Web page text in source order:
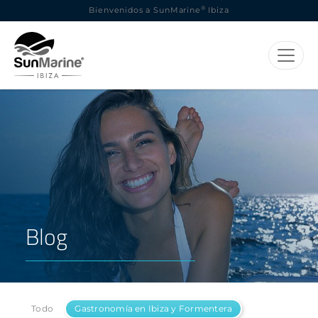
Bienvenidos a SunMarine ® Ibiza
Blog
Todo Gastronomía en Ibiza y Formentera